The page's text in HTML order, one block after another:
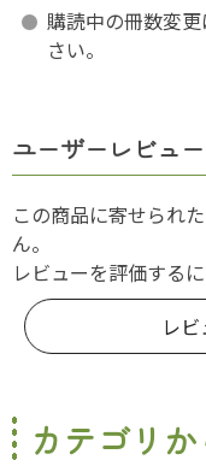
購読中の冊数変
さい。
ユーザーレビュー
この商品に寄せられ
ん。
レビューを評価する
レ
カテゴリ